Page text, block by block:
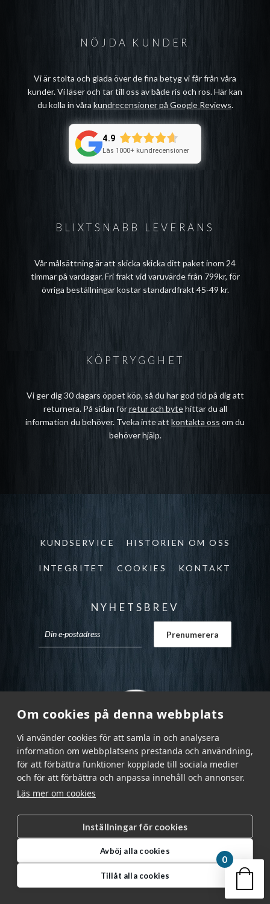
Om cookies på denna webbplats
Vi använder cookies för att samla in och analysera
information om webbplatsens prestanda och användning,
för att förbättra funktioner kopplade till sociala medier
och för att förbättra och anpassa innehåll och annonser.
Läs mer om cookies
Inställningar för cookies
Avböj alla cookies
Tillåt alla cookies
BLIXTSNABB LEVERANS
Vår målsättning är att skicka skicka ditt paket inom 24
timmar på vardagar. Fri frakt vid varuvärde från 799kr, för
övriga beställningar kostar standardfrakt 45-49 kr.
NÖJDA KUNDER
Vi är stolta och glada över de fina betyg vi får från våra
kunder. Vi läser och tar till oss av både ris och ros. Här kan
du kolla in våra kundrecensioner på Google Reviews.
4.9
Läs 1000+ kundrecensioner
KÖPTRYGGHET
Vi ger dig 30 dagars öppet köp, så du har god tid på dig att
returnera. På sidan förretur och bytehittar du all
information du behöver. Tveka inte att kontakta oss om du
behöver hjälp.
KUNDSERVICE HISTORIEN OM OSS
INTEGRITET COOKIES KONTAKT
NYHETSBREV
Garnr Sverige AB © 2026 |
info@garnr.se
|
031 - 92 94 92
Din
0